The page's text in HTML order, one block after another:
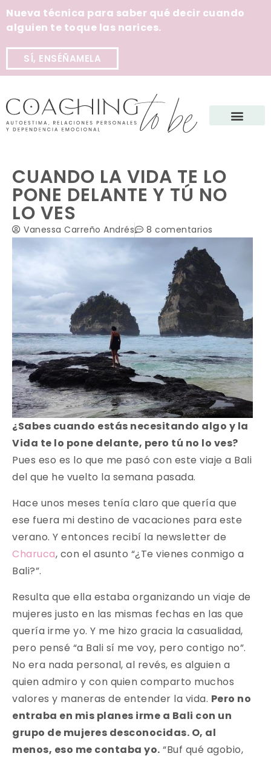
Nueva técnica para saber qué decir cuando
alguien te toque las narices.
SÍ, ENSÉÑAMELA
CUANDO LA VIDA TE LO
PONE DELANTE Y TÚ NO
LO VES
Vanessa Carreño Andrés 8 comentarios
¿Sabes cuando estás necesitando algo y la
Vida te lo pone delante, pero tú no lo ves?
Pues eso es lo que me pasó con este viaje a Bali
del que he vuelto la semana pasada.
Hace unos meses tenía claro que quería que
ese fuera mi destino de vacaciones para este
verano. Y entonces recibí la newsletter de
Charuca, con el asunto “¿Te vienes conmigo a
Bali?”.
Resulta que ella estaba organizando un viaje de
mujeres justo en las mismas fechas en las que
quería irme yo. Y me hizo gracia la casualidad,
pero pensé “a Bali sí me voy, pero contigo no”.
No era nada personal, al revés, es alguien a
quien admiro y con quien comparto muchos
valores y maneras de entender la vida. Pero no
entraba en mis planes irme a Bali con un
grupo de mujeres desconocidas. O, al
menos, eso me contaba yo. “Buf qué agobio,